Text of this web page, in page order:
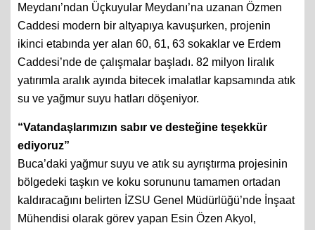
Meydanı’ndan Üçkuyular Meydanı’na uzanan Özmen
Caddesi modern bir altyapıya kavuşurken, projenin
ikinci etabında yer alan 60, 61, 63 sokaklar ve Erdem
Caddesi’nde de çalışmalar başladı. 82 milyon liralık
yatırımla aralık ayında bitecek imalatlar kapsamında atık
su ve yağmur suyu hatları döşeniyor.
“Vatandaşlarımızın sabır ve desteğine teşekkür
ediyoruz”
Buca’daki yağmur suyu ve atık su ayrıştırma projesinin
bölgedeki taşkın ve koku sorununu tamamen ortadan
kaldıracağını belirten İZSU Genel Müdürlüğü’nde İnşaat
Mühendisi olarak görev yapan Esin Özen Akyol,